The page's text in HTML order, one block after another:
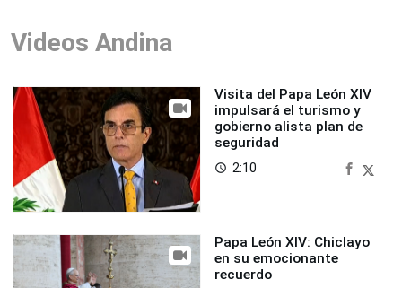
Videos Andina
Visita del Papa León XIV
impulsará el turismo y
gobierno alista plan de
seguridad
access_time 2:10
Papa León XIV: Chiclayo
en su emocionante
recuerdo